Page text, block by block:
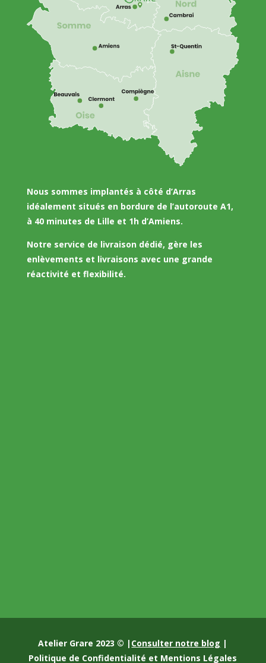
Nous sommes implantés à côté d’Arras
idéalement situés en bordure de l’autoroute A1,
à 40 minutes de Lille et 1h d’Amiens.
Notre service de livraison dédié, gère les
enlèvements et livraisons avec une grande
réactivité et flexibilité.
Atelier Grare 2023 © | Consulter notre blog |
Politique de Confidentialité et Mentions Légales